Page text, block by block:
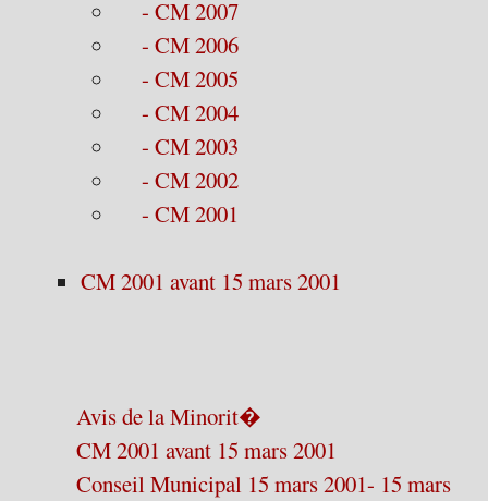
- CM 2007
- CM 2006
- CM 2005
- CM 2004
- CM 2003
- CM 2002
- CM 2001
CM 2001 avant 15 mars 2001
Avis de la Minorit�
CM 2001 avant 15 mars 2001
Conseil Municipal 15 mars 2001- 15 mars